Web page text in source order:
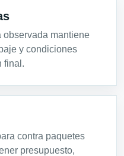
observada mantiene
y condiciones
final.
contra paquetes
presupuesto,